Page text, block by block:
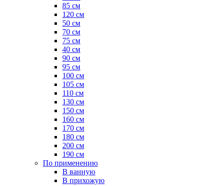
85 см
120 см
50 см
70 см
75 см
40 см
90 см
95 см
100 см
105 см
110 см
130 см
150 см
160 см
170 см
180 см
200 см
190 см
По применению
В ванную
В прихожую